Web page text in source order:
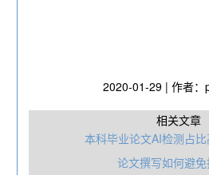
2020-01-29 | 作者：
相关文章
本科毕业论文AI检测占比
论文撰写如何避免